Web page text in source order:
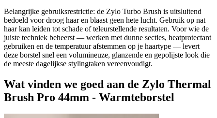
Belangrijke gebruiksrestrictie: de Zylo Turbo Brush is uitsluitend
bedoeld voor droog haar en blaast geen hete lucht. Gebruik op nat
haar kan leiden tot schade of teleurstellende resultaten. Voor wie de
juiste techniek beheerst — werken met dunne secties, heatprotectant
gebruiken en de temperatuur afstemmen op je haartype — levert
deze borstel snel een volumineuze, glanzende en gepolijste look die
de meeste dagelijkse stylingtaken vereenvoudigt.
Wat vinden we goed aan de Zylo Thermal
Brush Pro 44mm - Warmteborstel